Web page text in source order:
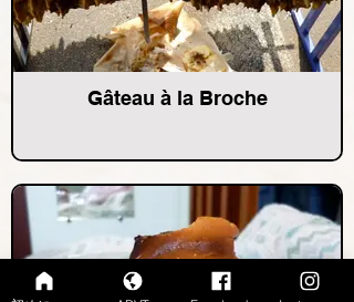
Gâteau à la Broche